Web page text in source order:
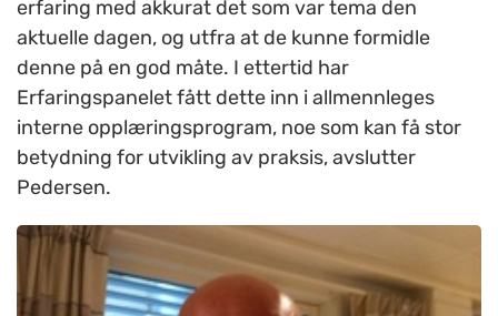
erfaring med akkurat det som var tema den
aktuelle dagen, og utfra at de kunne formidle
denne på en god måte. I ettertid har
Erfaringspanelet fått dette inn i allmennleges
interne opplæringsprogram, noe som kan få stor
betydning for utvikling av praksis, avslutter
Pedersen.